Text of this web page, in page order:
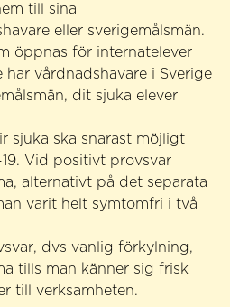
till sina
eller sverigemålsmän.
öppnas för internatelever
har vårdnadshavare i Sverige
dit sjuka elever
sjuka ska snarast möjligt
Vid positivt provsvar
alternativt på det separata
varit helt symtomfri i två
dvs vanlig förkylning,
tills man känner sig frisk
till verksamheten.